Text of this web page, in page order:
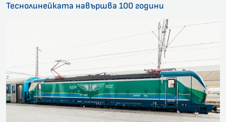
Теснолинейката навършва 100 години